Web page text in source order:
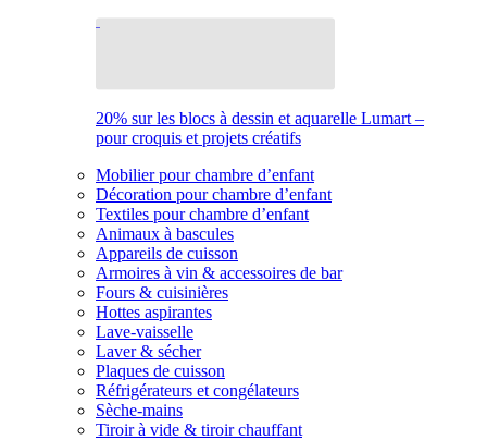
20% sur les blocs à dessin et aquarelle Lumart –
pour croquis et projets créatifs
Mobilier pour chambre d’enfant
Décoration pour chambre d’enfant
Textiles pour chambre d’enfant
Animaux à bascules
Appareils de cuisson
Armoires à vin & accessoires de bar
Fours & cuisinières
Hottes aspirantes
Lave-vaisselle
Laver & sécher
Plaques de cuisson
Réfrigérateurs et congélateurs
Sèche-mains
Tiroir à vide & tiroir chauffant